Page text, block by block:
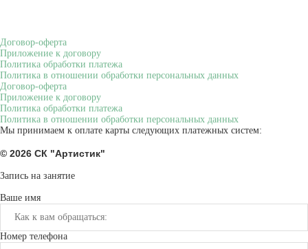
Договор-оферта
Приложение к договору
Политика обработки платежа
Политика в отношении обработки персональных данных
Договор-оферта
Приложение к договору
Политика обработки платежа
Политика в отношении обработки персональных данных
Мы принимаем к оплате карты следующих платежных систем:
© 2026 СК "Артистик"
Запись на занятие
Ваше имя
Номер телефона